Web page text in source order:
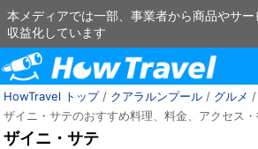
本メディアでは一部、事業者から商品やサ
収益化しています
HowTravel トップ/ クアラルンプール / グルメ /
ザイニ・サテのおすすめ料理、料金、アクセス
ザイニ・サテ